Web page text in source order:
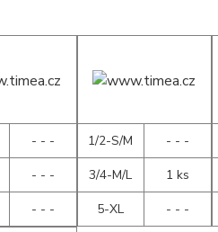
- - -
- - -
- - -
1/2-S/M
- - -
3/4-M/L
1 ks
5-XL
- - -